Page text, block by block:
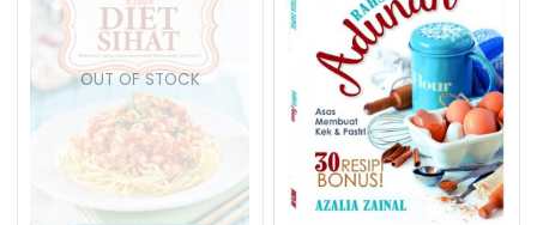
OUT OF STOCK